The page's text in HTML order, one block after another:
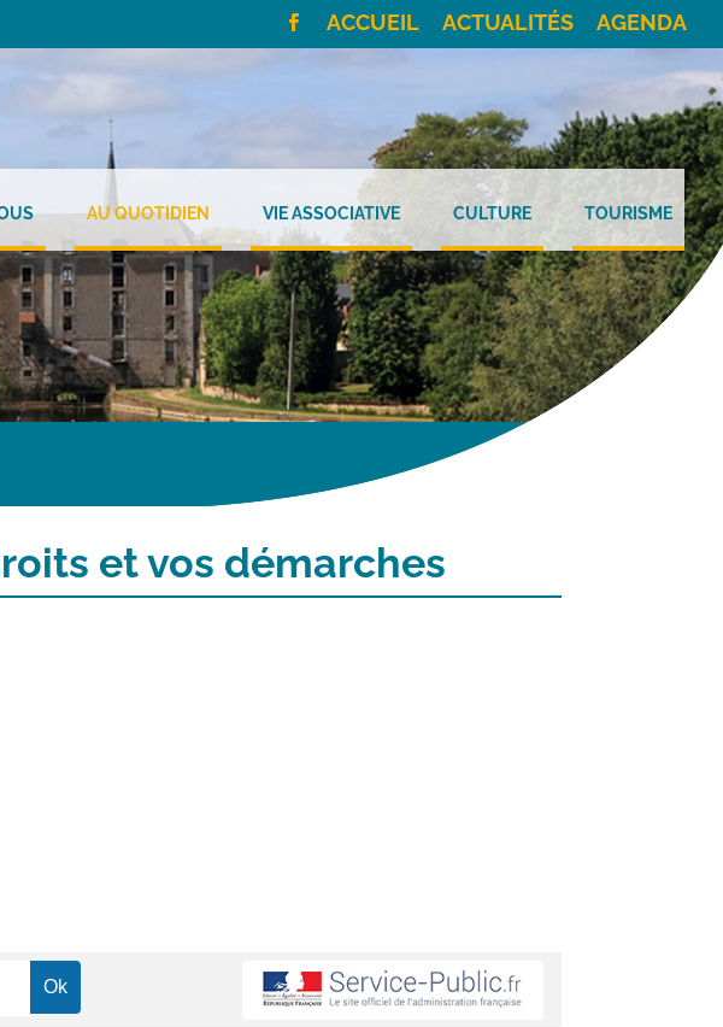
ACCUEIL ACTUALITÉS AGENDA
AU QUOTIDIEN VIE ASSOCIATIVE CULTURE TOURISME
et vos démarches